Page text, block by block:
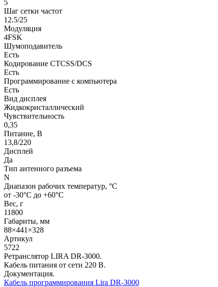
5
Шаг сетки частот
12.5/25
Модуляция
4FSK
Шумоподавитель
Есть
Кодирование CTCSS/DCS
Есть
Программирование с компьютера
Есть
Вид дисплея
Жидкокристаллический
Чувствительность
0,35
Питание, B
13,8/220
Дисплей
Да
Тип антенного разъема
N
Диапазон рабочих температур, °С
от -30°C до +60°С
Вес, г
11800
Габариты, мм
88×441×328
Артикул
5722
Ретранслятор LIRA DR-3000.
Кабель питания от сети 220 В.
Документация.
Кабель программирования Lira DR-3000